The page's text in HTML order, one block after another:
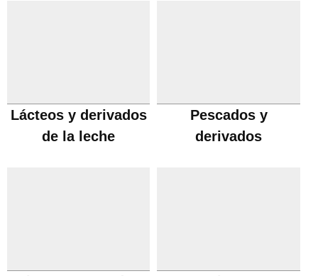
Lácteos y derivados
de la leche
Pescados y
derivados